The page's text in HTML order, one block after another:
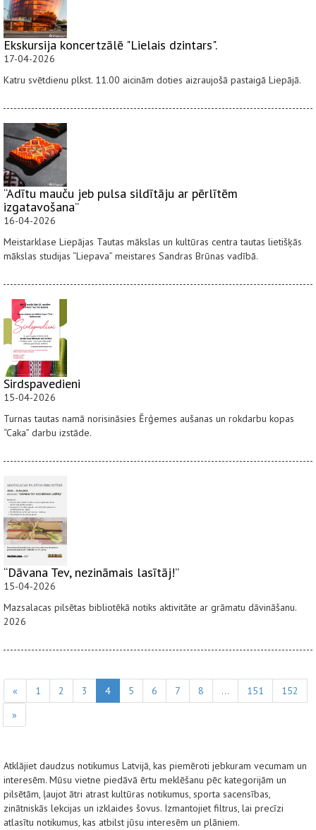
Ekskursija koncertzālē "Lielais dzintars".
17-04-2026
Katru svētdienu plkst. 11.00 aicinām doties aizraujošā pastaigā Liepājā.
“Adītu mauču jeb pulsa sildītāju ar pērlītēm
izgatavošana”
16-04-2026
Meistarklase Liepājas Tautas mākslas un kultūras centra tautas lietišķās
mākslas studijas “Liepava” meistares Sandras Brūnas vadībā.
Sirdspavedieni
15-04-2026
Turnas tautas namā norisināsies Ērģemes aušanas un rokdarbu kopas
“Caka” darbu izstāde.
“Dāvana Tev, nezināmais lasītāj!”
15-04-2026
Mazsalacas pilsētas bibliotēkā notiks aktivitāte ar grāmatu dāvināšanu.
2026
« 1 2 3 4 5 6 7 8 ... 151
152
»
Atklājiet daudzus notikumus Latvijā, kas piemēroti jebkuram vecumam un
interesēm. Mūsu vietne piedāvā ērtu meklēšanu pēc kategorijām un
pilsētām, ļaujot ātri atrast kultūras notikumus, sporta sacensības,
zinātniskās lekcijas un izklaides šovus. Izmantojiet filtrus, lai precīzi
atlasītu notikumus, kas atbilst jūsu interesēm un plāniem.